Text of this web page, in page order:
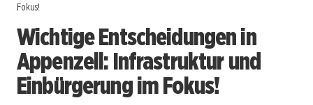
Fokus!
Wichtige Entscheidungen in
Appenzell: Infrastruktur und
Einbürgerung im Fokus!